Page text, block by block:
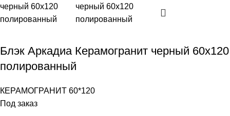
Блэк Аркадиа Керамогранит черный 60х120
полированный
КЕРАМОГРАНИТ 60*120
Под заказ